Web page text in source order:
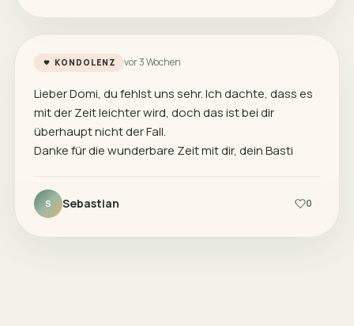
KONDOLENZ vor 3 Wochen
Lieber Domi, du fehlst uns sehr. Ich dachte, dass es
mit der Zeit leichter wird, doch das ist bei dir
überhaupt nicht der Fall.
Danke für die wunderbare Zeit mit dir, dein Basti
S Sebastian 0